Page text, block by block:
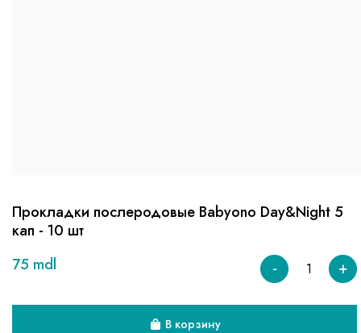
Прокладки послеродовые Babyono Day&Night 5
кап - 10 шт
75 mdl
- +
В корзину